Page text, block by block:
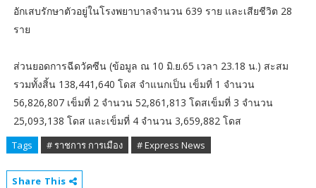
อักเสบรักษาตัวอยู่ในโรงพยาบาลจำนวน 639 ราย และเสียชีวิต 28
ราย
ส่วนยอดการฉีดวัคซีน (ข้อมูล ณ 10 มิ.ย.65 เวลา 23.18 น.) สะสม
รวมทั้งสิ้น 138,441,640 โดส จำแนกเป็น เข็มที่ 1 จำนวน
56,826,807 เข็มที่ 2 จำนวน 52,861,813 โดสเข็มที่ 3 จำนวน
25,093,138 โดส และเข็มที่ 4 จำนวน 3,659,882 โดส
Tags # ราชการ การเมือง # Express News
Share This